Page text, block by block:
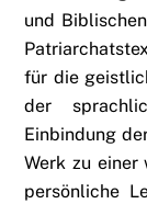
und
für die
der
Einbindung
Werk zu einer
persönliche